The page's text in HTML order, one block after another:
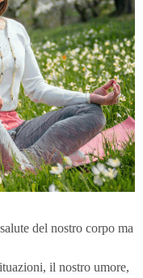
del nostro corpo ma
il nostro umore,